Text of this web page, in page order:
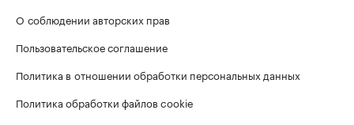
О соблюдении авторских прав
Пользовательское соглашение
Политика в отношении обработки персональных данных
Политика обработки файлов cookie